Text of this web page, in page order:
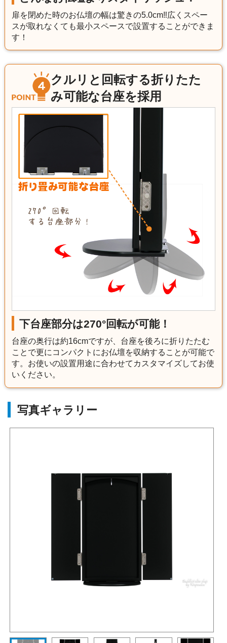
扉を閉めた時のお仏壇の幅は驚きの5.0cm‼広くスペー
スが取れなくても最小スペースで設置することができま
す！
クルリと回転する折りたた
み可能な台座を採用
下台座部分は270°回転が可能！
台座の奥行は約16cmですが、台座を後ろに折りたたむ
ことで更にコンパクトにお仏壇を収納することが可能で
す。お使いの設置用途に合わせてカスタマイズしてお使
いください。
写真ギャラリー